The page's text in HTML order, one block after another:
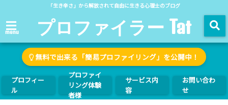
「生き辛さ」から解放されて自由に生きる心理士のブログ
menu プロファイラー Tat
無料で出来る「簡易プロファイリング」を公開中！
プロフィー
ル
プロファイ
リング体験
者様
サービス内
容
お問い合わ
せ